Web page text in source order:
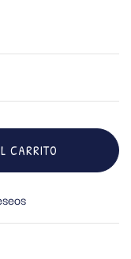
CARRITO